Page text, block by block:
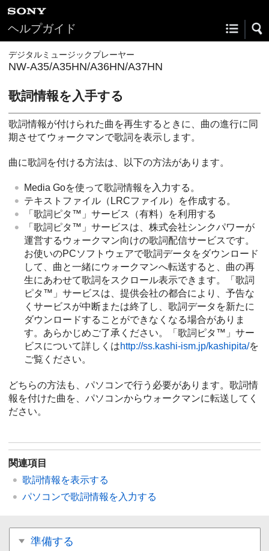
ヘルプガイド
デジタルミュージックプレーヤー
NW-A35/A35HN/A36HN/A37HN
歌詞情報を入手する
歌詞情報が付けられた曲を再生するときに、曲の進行に同
期させてウォークマンで歌詞を表示します。
曲に歌詞を付ける方法は、以下の方法があります。
Media Goを使って歌詞情報を入力する。
テキストファイル（LRCファイル）を作成する。
「歌詞ピタ™」サービス（有料）を利用する
「歌詞ピタ™」サービスは、株式会社シンクパワーが
運営するウォークマン向けの歌詞配信サービスです。
お使いのPCソフトウェアで歌詞データをダウンロード
して、曲と一緒にウォークマンへ転送すると、曲の再
生にあわせて歌詞をスクロール表示できます。「歌詞
ピタ™」サービスは、提供会社の都合により、予告な
くサービスが中断または終了し、歌詞データを新たに
ダウンロードすることができなくなる場合がありま
す。あらかじめご了承ください。「歌詞ピタ™」サー
ビスについて詳しくはhttp://ss.kashi-ism.jp/kashipita/を
ご覧ください。
どちらの方法も、パソコンで行う必要があります。歌詞情
報を付けた曲を、パソコンからウォークマンに転送してく
ださい。
関連項目
歌詞情報を表示する
パソコンで歌詞情報を入力する
準備する